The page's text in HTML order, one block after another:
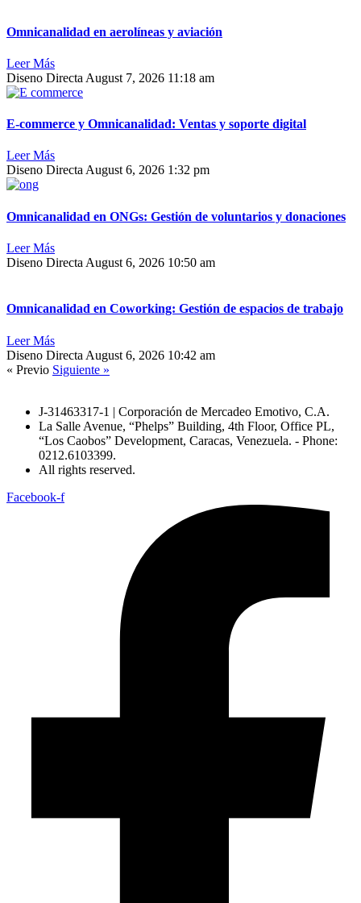
Omnicanalidad en aerolíneas y aviación
Leer Más
Diseno Directa August 7, 2026 11:18 am
E-commerce y Omnicanalidad: Ventas y soporte digital
Leer Más
Diseno DirectaAugust 6, 2026 1:32 pm
Omnicanalidad en ONGs: Gestión de voluntarios y donaciones
Leer Más
Diseno Directa August 6, 2026 10:50 am
Omnicanalidad en Coworking: Gestión de espacios de trabajo
Leer Más
Diseno Directa August 6, 2026 10:42 am
« Previo Siguiente »
J-31463317-1 | Corporación de Mercadeo Emotivo, C.A.
La Salle Avenue, “Phelps” Building, 4th Floor, Office PL,
“Los Caobos” Development, Caracas, Venezuela. - Phone:
0212.6103399.
All rights reserved.
Facebook-f